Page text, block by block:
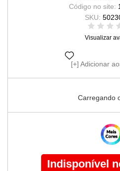
Código no site:
SKU:
Visualizar
Adicionar
Carregando
Indisponível